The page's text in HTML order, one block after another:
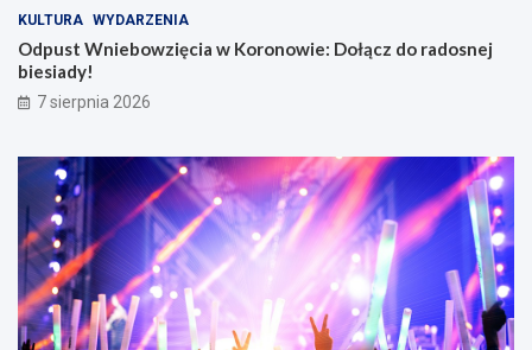
KULTURA WYDARZENIA
Odpust Wniebowzięcia w Koronowie: Dołącz do radosnej
biesiady!
7 sierpnia 2026